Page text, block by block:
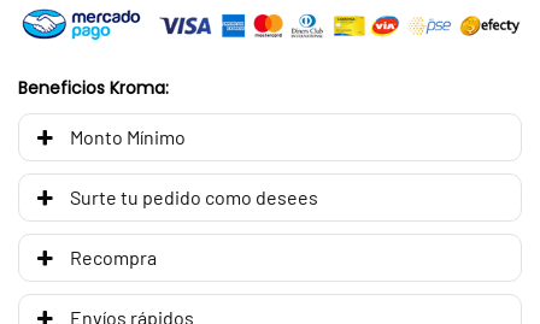
Beneficios Kroma:
Monto Mínimo
Surte tu pedido como desees
Recompra
Envíos rápidos